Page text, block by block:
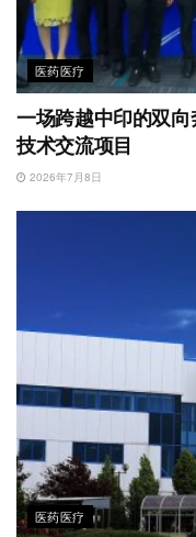
医药医疗
一场跨越中印的双
技术交流项目
2026年7月8日
医药医疗